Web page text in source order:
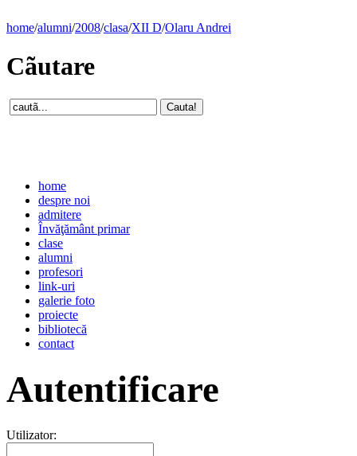
home/alumni/2008/clasa/XII D/Olaru Andrei
Cãutare
home
despre noi
admitere
Învăţământ primar
clase
alumni
profesori
link-uri
galerie foto
proiecte
bibliotecă
contact
Autentificare
Utilizator: